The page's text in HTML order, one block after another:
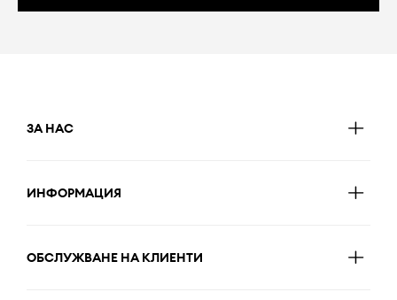
ЗА НАС
ИНФОРМАЦИЯ
ОБСЛУЖВАНЕ НА КЛИЕНТИ